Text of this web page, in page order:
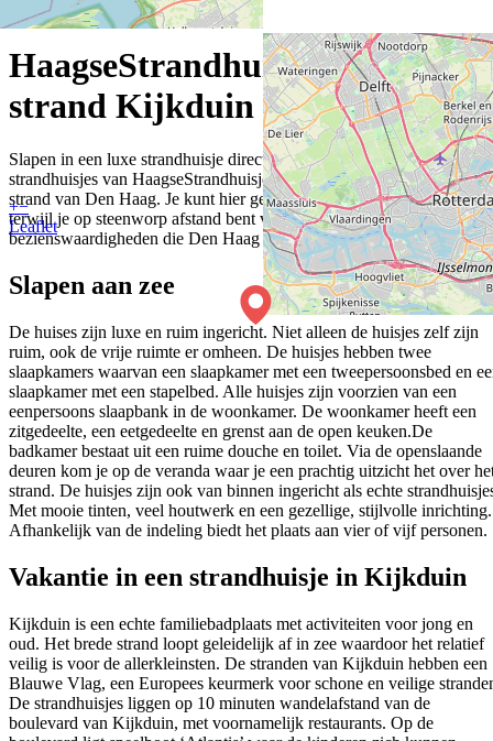
+−
Leaflet
HaagseStrandhuisjes op het
strand Kijkduin
Slapen in een luxe strandhuisje direct aan het strand? De luxe
strandhuisjes van HaagseStrandhuisjes liggen in Kijkduin, het rustige
strand van Den Haag. Je kunt hier genieten van alle rust en ruimte
terwijl je op steenworp afstand bent van alle faciliteiten en
bezienswaardigheden die Den Haag je te bieden heeft.
Slapen aan zee
De huises zijn luxe en ruim ingericht. Niet alleen de huisjes zelf zijn
ruim, ook de vrije ruimte er omheen. De huisjes hebben twee
slaapkamers waarvan een slaapkamer met een tweepersoonsbed en
slaapkamer met een stapelbed. Alle huisjes zijn voorzien van een
eenpersoons slaapbank in de woonkamer. De woonkamer heeft een
zitgedeelte, een eetgedeelte en grenst aan de open keuken.De
badkamer bestaat uit een ruime douche en toilet. Via de openslaande
deuren kom je op de veranda waar je een prachtig uitzicht het over
strand. De huisjes zijn ook van binnen ingericht als echte
Met mooie tinten, veel houtwerk en een gezellige, stijlvolle inrichting.
Afhankelijk van de indeling biedt het plaats aan vier of vijf personen.
Vakantie in een strandhuisje in Kijkduin
Kijkduin is een echte familiebadplaats met activiteiten voor jong en
oud. Het brede strand loopt geleidelijk af in zee waardoor het relatief
veilig is voor de allerkleinsten. De stranden van Kijkduin hebben een
Blauwe Vlag, een Europees keurmerk voor schone en veilige
De strandhuisjes liggen op 10 minuten wandelafstand van de
boulevard van Kijkduin, met voornamelijk restaurants. Op de